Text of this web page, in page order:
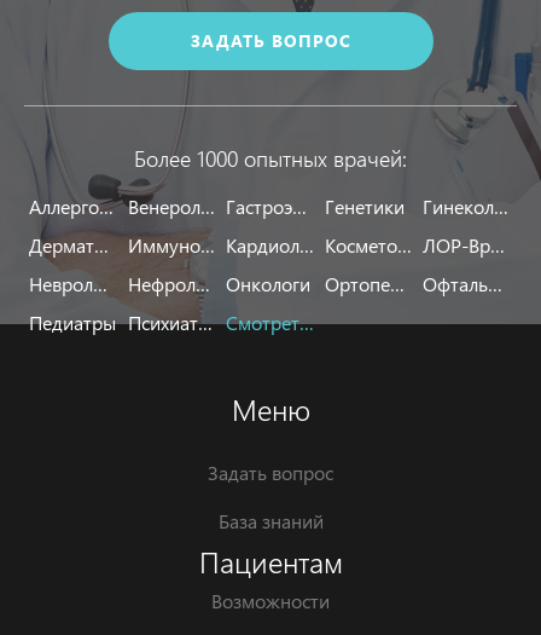
ЗАДАТЬ ВОПРОС
Более 1000 опытных врачей:
Аллергологи Венерологи Гастроэнтерологи Генетики
Гинекологи
Дерматологи
Иммунологи Кардиологи Косметологи
ЛОР-Врачи
Неврологи
Нефрологи Онкологи Ортопеды
Офтальмологи
Педиатры
Психиатры Смотреть все
Меню
Задать вопрос
База знаний
Пациентам
Возможности